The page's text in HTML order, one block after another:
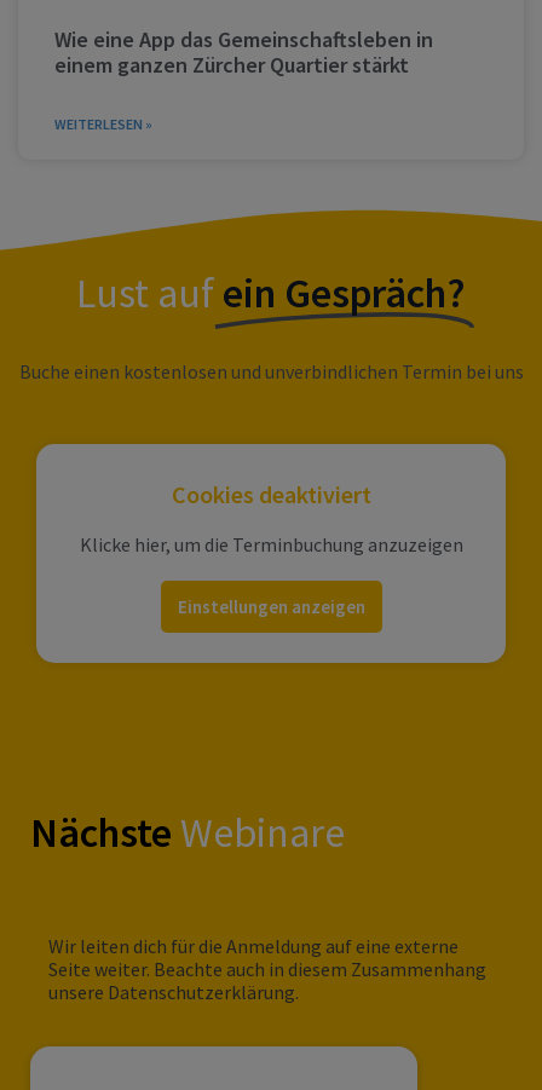
Wie eine App das Gemeinschaftsleben in
einem ganzen Zürcher Quartier stärkt
WEITERLESEN »
Lust aufein Gespräch?
Buche einen kostenlosen und unverbindlichen Termin bei uns
Cookies deaktiviert
Klicke hier, um die Terminbuchung anzuzeigen
Einstellungen anzeigen
Nächste Webinare
Wir leiten dich für die Anmeldung auf eine externe
Seite weiter. Beachte auch in diesem Zusammenhang
unsere Datenschutzerklärung.